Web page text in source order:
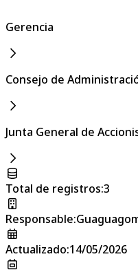
Gerencia
Consejo de
Junta General de
Total de registros:3
Responsable:
Actualizado:14/05/2026